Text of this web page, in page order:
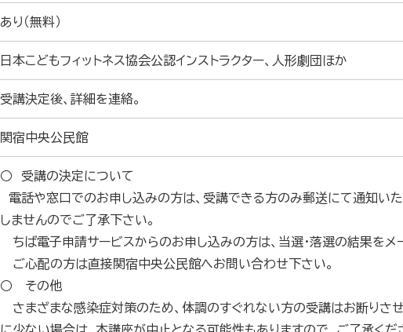
あり（無料）
日本こどもフィットネス協会公認インストラクター、人形劇団ほか
受講決定後、詳細を連絡。
関宿中央公民館
○ 受講の決定について
電話や窓口でのお申し込みの方は、受講できる方のみ郵送にて通知い
しませんのでご了承下さい。
ちば電子申請サービスからのお申し込みの方は、当選・落選の結果をメ
ご心配の方は直接関宿中央公民館へお問い合わせ下さい。
○ その他
さまざまな感染症対策のため、体調のすぐれない方の受講はお断りさ